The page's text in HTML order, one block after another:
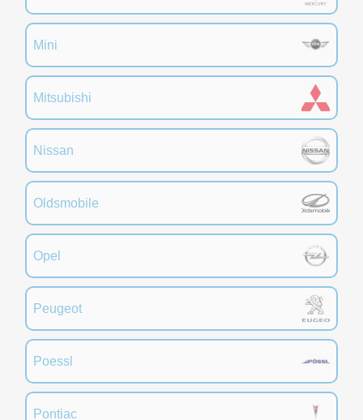
Mini
Mitsubishi
Nissan
Oldsmobile
Opel
Peugeot
Poessl
Pontiac